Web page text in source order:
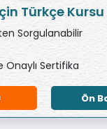
Türkçe Kursu
Sorgulanabilir
Onaylı Sertifika
Ön